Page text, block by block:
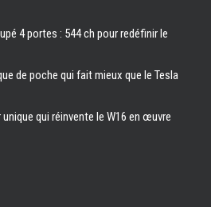
4 portes : 544 ch pour redéfinir le
de poche qui fait mieux que le Tesla
qui réinvente le W16 en œuvre